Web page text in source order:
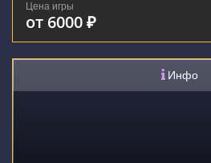
Цена игры
от 6000 ₽
Инфо